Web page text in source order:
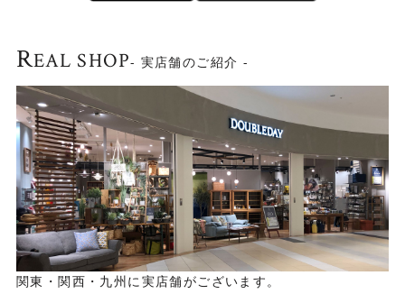
REAL SHOP- 実店舗のご紹介 -
関東・関西・九州に実店舗がございます。